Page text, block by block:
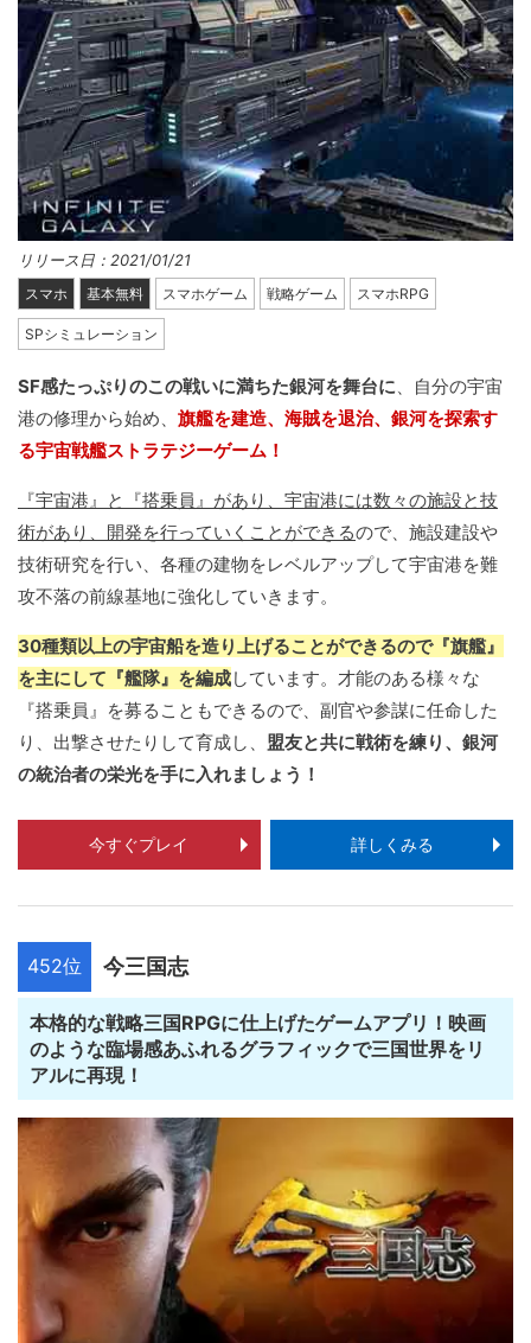
リリース日：2021/01/21
スマホ 基本無料 スマホゲーム 戦略ゲーム スマホRPG
SPシミュレーション
SF感たっぷりのこの戦いに満ちた銀河を舞台に、自分の宇宙
港の修理から始め、 旗艦を建造、海賊を退治、銀河を探索す
る宇宙戦艦ストラテジーゲーム！
『宇宙港』と『搭乗員』があり、宇宙港には数々の施設と技
術があり、開発を行っていくことができるので、施設建設や
技術研究を行い、各種の建物をレベルアップして宇宙港を難
攻不落の前線基地に強化していきます。
30種類以上の宇宙船を造り上げることができるので『旗艦』
を主にして『艦隊』を編成しています。才能のある様々な
『搭乗員』を募ることもできるので、副官や参謀に任命した
り、出撃させたりして育成し、 盟友と共に戦術を練り、銀河
の統治者の栄光を手に入れましょう！
今すぐプレイ 詳しくみる
452位 今三国志
本格的な戦略三国RPGに仕上げたゲームアプリ！映画
のような臨場感あふれるグラフィックで三国世界をリ
アルに再現！